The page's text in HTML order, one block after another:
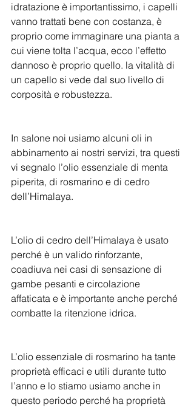
idratazione è importantissimo, i capelli
vanno trattati bene con costanza, è
proprio come immaginare una pianta a
cui viene tolta l’acqua, ecco l’effetto
dannoso è proprio quello. la vitalità di
un capello si vede dal suo livello di
corposità e robustezza.
In salone noi usiamo alcuni oli in
abbinamento ai nostri servizi, tra questi
vi segnalo l’olio essenziale di menta
piperita, di rosmarino e di cedro
dell’Himalaya.
L’olio di cedro dell’Himalaya è usato
perché è un valido rinforzante,
coadiuva nei casi di sensazione di
gambe pesanti e circolazione
affaticata e è importante anche perché
combatte la ritenzione idrica.
L’olio essenziale di rosmarino ha tante
proprietà efficaci e utili durante tutto
l’anno e lo stiamo usiamo anche in
questo periodo perché ha proprietà